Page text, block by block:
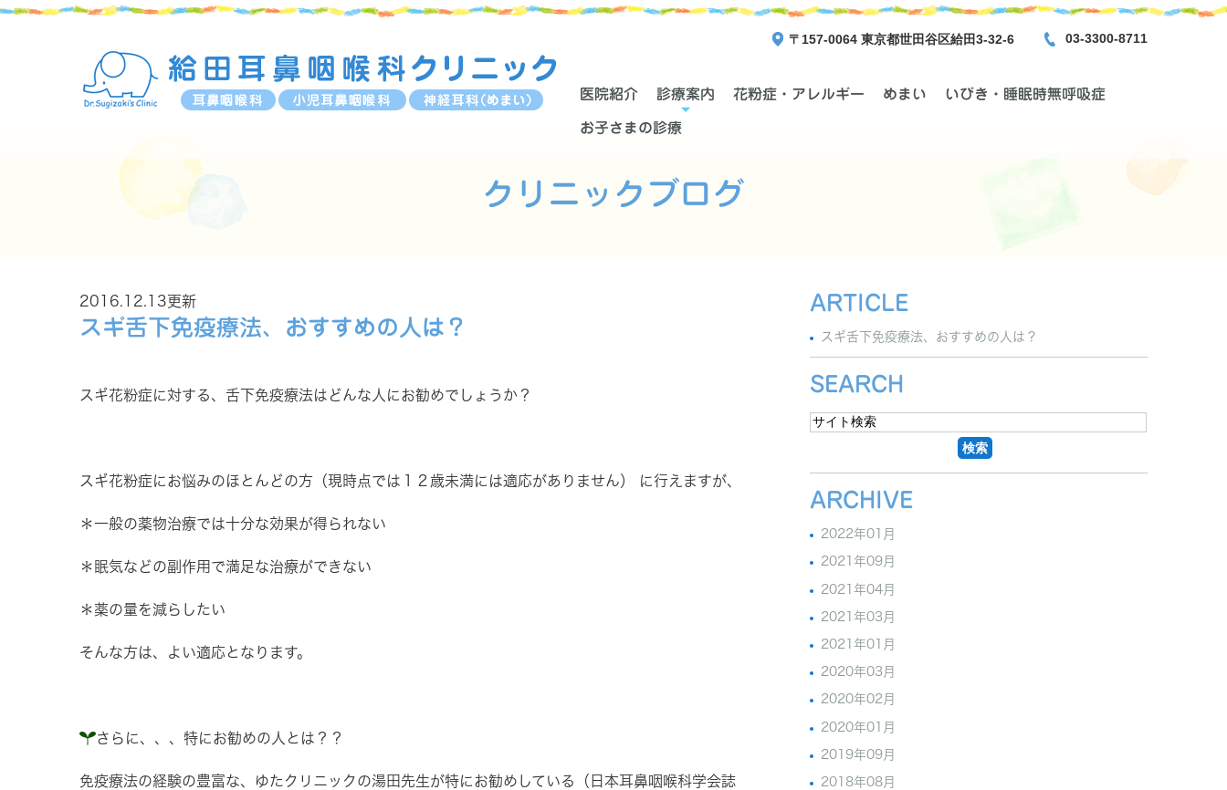
〒157-0064 東京都世田谷区給田3-32-6 03-3300-8711
医院紹介 診療案内 花粉症・アレルギー めまい いびき・睡眠時無呼吸症
お子さまの診療
クリニックブログ
2016.12.13更新
スギ舌下免疫療法、おすすめの人は？
スギ花粉症に対する、舌下免疫療法はどんな人にお勧めでしょうか？
スギ花粉症にお悩みのほとんどの方（現時点では１２歳未満には適応がありません） に行えますが、
＊一般の薬物治療では十分な効果が得られない
＊眠気などの副作用で満足な治療ができない
＊薬の量を減らしたい
そんな方は、よい適応となります。
さらに、、、特にお勧めの人とは？？
免疫療法の経験の豊富な、ゆたクリニックの湯田先生が特にお勧めしている（日本耳鼻咽喉科学会誌
ARTICLE
スギ舌下免疫療法、おすすめの人は？
SEARCH
ARCHIVE
2022年01月
2021年09月
2021年04月
2021年03月
2021年01月
2020年03月
2020年02月
2020年01月
2019年09月
2018年08月